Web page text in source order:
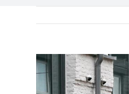
Ingrandisci
immagine